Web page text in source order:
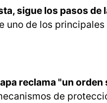
sigue los pasos
uno de los
reclama "un
de